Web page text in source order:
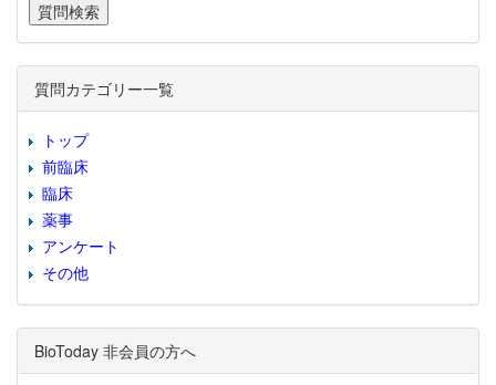
質問カテゴリー一覧
トップ
前臨床
臨床
薬事
アンケート
その他
BioToday 非会員の方へ